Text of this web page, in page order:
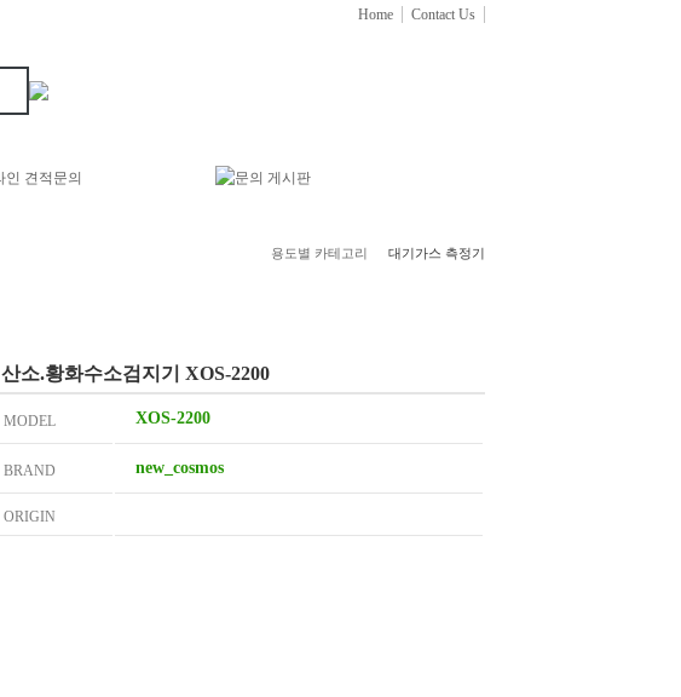
Home Contact Us
용도별 카테고리 대기가스 측정기
산소.황화수소검지기 XOS-2200
MODEL
BRAND
ORIGIN